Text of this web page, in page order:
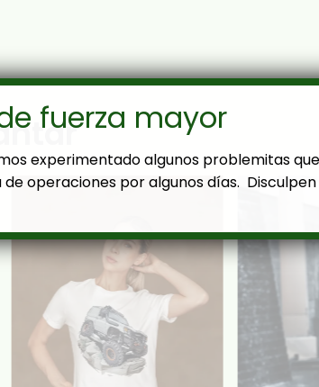
fuerza mayor
experimentado algunos problemitas
operaciones por algunos días.